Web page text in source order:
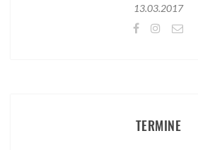
13.03.2017
TERMINE